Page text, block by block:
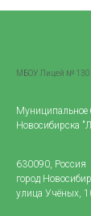
МБОУ Лицей № 130
Муниципальное
Новосибирска
630090, Россия
город
улица Учёных,